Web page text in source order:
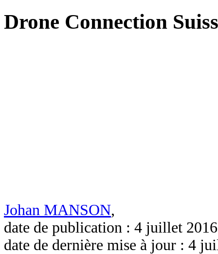
Drone Connection
Johan MANSON,
date de publication : 4 juillet
date de dernière mise à jour : 4